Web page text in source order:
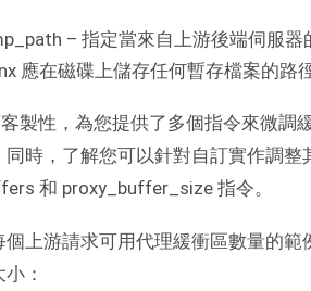
– 指定當來自上游後端伺服
應在磁碟上儲存任何暫存檔案的路
製性，為您提供了多個指令來微調
時，了解您可以針對自訂實作調
和 proxy_buffer_size 指令。
個上游請求可用代理緩衝區數量的
：